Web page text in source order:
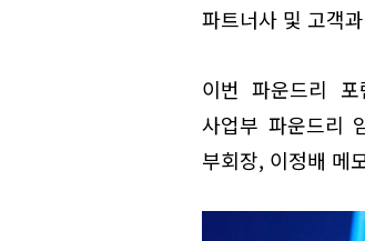
파트너사 및 고객
이번 파운드리 포
사업부 파운드리
부회장, 이정배 메